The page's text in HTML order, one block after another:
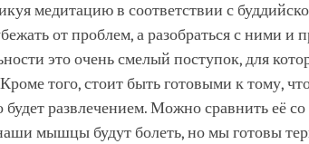
медитацию в соответствии с
от проблем, а разобраться с ними и
это очень смелый поступок, для
того, стоит быть готовыми к тому,
будет развлечением. Можно сравнить её
мышцы будут болеть, но мы готовы